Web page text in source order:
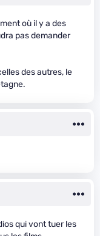
où il y a des
pas demander
des autres, le
qui vont tuer les